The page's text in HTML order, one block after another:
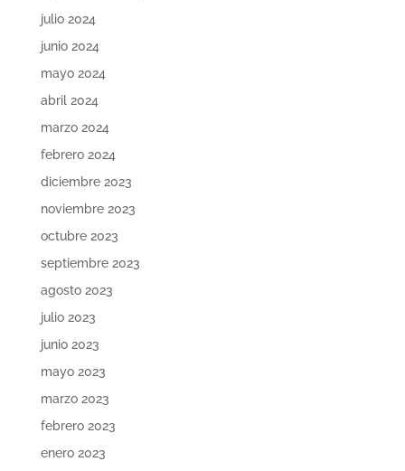
julio 2024
junio 2024
mayo 2024
abril 2024
marzo 2024
febrero 2024
diciembre 2023
noviembre 2023
octubre 2023
septiembre 2023
agosto 2023
julio 2023
junio 2023
mayo 2023
marzo 2023
febrero 2023
enero 2023